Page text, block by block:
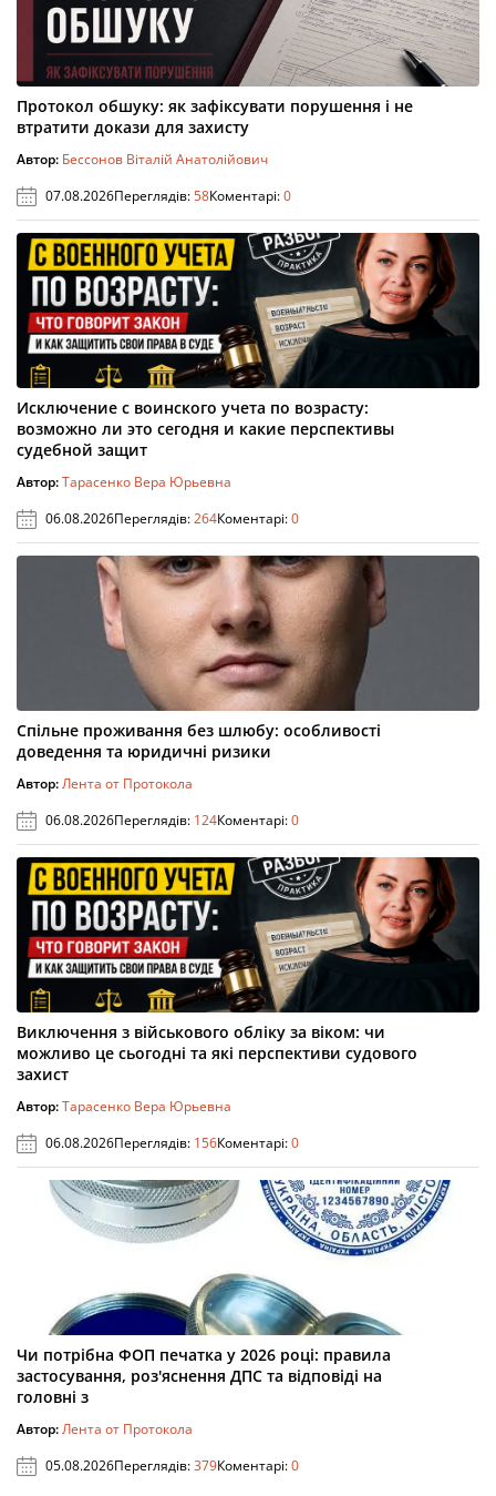
Протокол обшуку: як зафіксувати порушення і не
втратити докази для захисту
Автор: Бессонов Віталій Анатолійович
07.08.2026Переглядів:58Коментарі:0
Исключение с воинского учета по возрасту:
возможно ли это сегодня и какие перспективы
судебной защит
Автор:Тарасенко Вера Юрьевна
06.08.2026Переглядів:264Коментарі:0
Спільне проживання без шлюбу: особливості
доведення та юридичні ризики
Автор:Лента от Протокола
06.08.2026Переглядів: 124Коментарі:0
Виключення з військового обліку за віком: чи
можливо це сьогодні та які перспективи судового
захист
Автор:Тарасенко Вера Юрьевна
06.08.2026Переглядів: 156Коментарі:0
Чи потрібна ФОП печатка у 2026 році: правила
застосування, роз'яснення ДПС та відповіді на
головні з
Автор:Лента от Протокола
05.08.2026Переглядів:379Коментарі:0